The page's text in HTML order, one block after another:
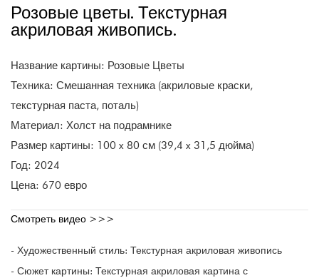
Розовые цветы. Текстурная
акриловая живопись.
Название картины: Розовые Цветы
Техника: Смешанная техника (акриловые краски,
текстурная паста, поталь)
Материал: Холст на подрамнике
Размер картины: 100 x 80 см (39,4 x 31,5 дюйма)
Год: 2024
Цена: 670 евро
Смотреть видео >>>
- Художественный стиль: Текстурная акриловая живопись
- Сюжет картины: Текстурная акриловая картина с